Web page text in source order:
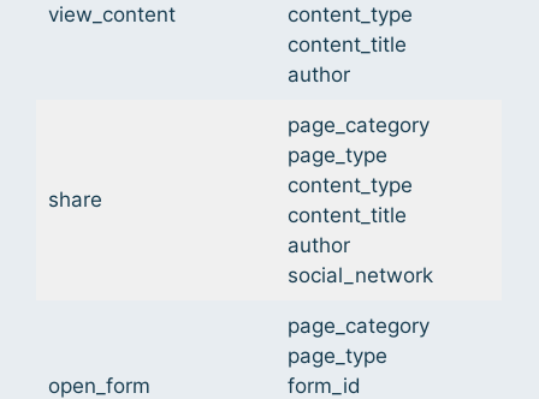
view_content
content_type
content_title
author
share
page_category
page_type
content_type
content_title
author
social_network
open_form
page_category
page_type
form_id